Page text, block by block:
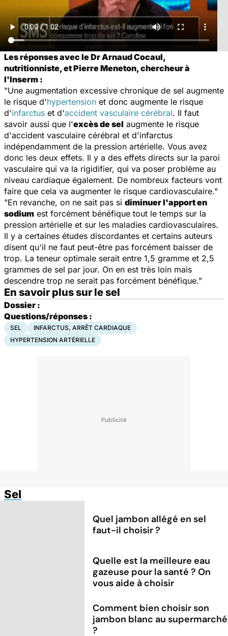
Les réponses avec le Dr Arnaud Cocaul,
nutritionniste, et Pierre Meneton, chercheur à
l'Inserm :
"Une augmentation excessive chronique de sel augmente
le risque d'hypertension et donc augmente le risque
d'infarctus et d'accident vasculaire cérébral. Il faut
savoir aussi que l'excès de sel augmente le risque
d'accident vasculaire cérébral et d'infarctus
indépendamment de la pression artérielle. Vous avez
donc les deux effets. Il y a des effets directs sur la paroi
vasculaire qui va la rigidifier, qui va poser problème au
niveau cardiaque également. De nombreux facteurs vont
faire que cela va augmenter le risque cardiovasculaire."
"En revanche, on ne sait pas si diminuer l'apport en
sodium est forcément bénéfique tout le temps sur la
pression artérielle et sur les maladies cardiovasculaires.
Il y a certaines études discordantes et certains auteurs
disent qu'il ne faut peut-être pas forcément baisser de
trop. La teneur optimale serait entre 1,5 gramme et 2,5
grammes de sel par jour. On en est très loin mais
descendre trop ne serait pas forcément bénéfique."
En savoir plus sur le sel
Dossier :
Questions/réponses :
SEL
INFARCTUS, ARRÊT CARDIAQUE
HYPERTENSION ARTÉRIELLE
Sel
Quel jambon allégé en sel
faut-il choisir ?
Quelle est la meilleure eau
gazeuse pour la santé ? On
vous aide à choisir
Comment bien choisir son
jambon blanc au supermarché
?